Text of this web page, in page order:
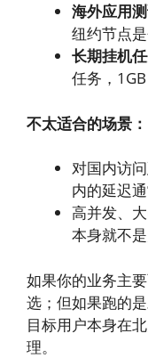
海外应用
纽约节点
长期挂机
任务，
不太适合的场景：
对国内访
内的延迟
高并发、
本身就不
如果你的业务主
选；但如果跑的
目标用户本身在
理。